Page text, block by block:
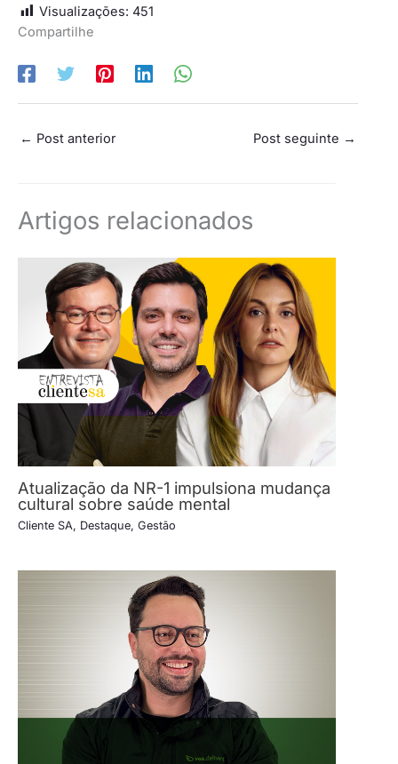
Visualizações: 451
Compartilhe
← Post anterior Post seguinte →
Artigos relacionados
Atualização da NR-1 impulsiona mudança
cultural sobre saúde mental
Cliente SA, Destaque, Gestão